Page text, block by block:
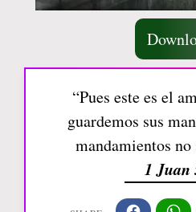
“Pues este es el
guardemos sus
mandamientos no
1 Juan